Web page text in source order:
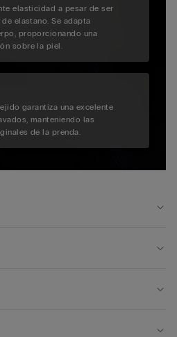
elasticidad a pesar de ser
elastano. Se adapta
proporcionando una
sobre la piel.
garantiza una excelente
manteniendo las
de la prenda.